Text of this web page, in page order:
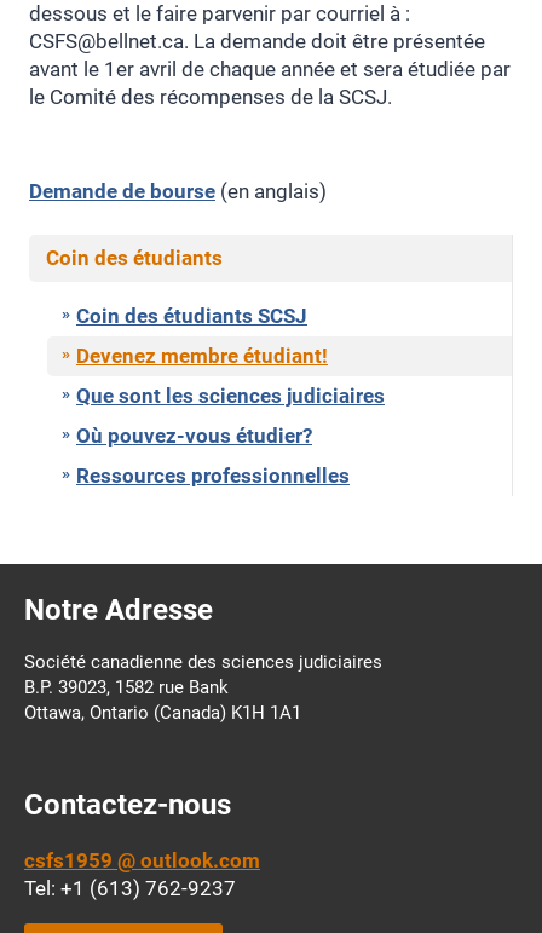
dessous et le faire parvenir par courriel à :
CSFS@bellnet.ca. La demande doit être présentée
avant le 1er avril de chaque année et sera étudiée par
le Comité des récompenses de la SCSJ.
Demande de bourse (en anglais)
Coin des étudiants
Coin des étudiants SCSJ
Devenez membre étudiant!
Que sont les sciences judiciaires
Où pouvez-vous étudier?
Ressources professionnelles
Notre Adresse
Société canadienne des sciences judiciaires
B.P. 39023, 1582 rue Bank
Ottawa, Ontario (Canada) K1H 1A1
Contactez-nous
csfs1959 @ outlook.com
Tel: +1 (613) 762-9237